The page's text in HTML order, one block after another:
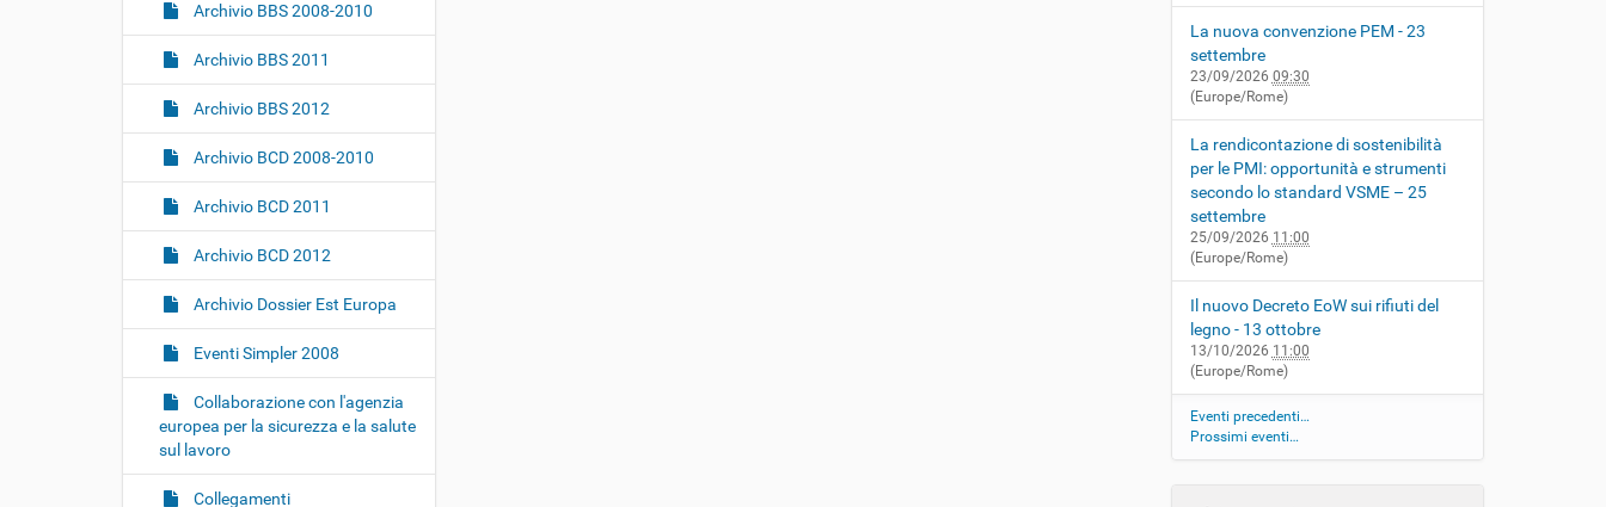
n
Archivio BBS 2008-2010
Archivio BBS 2011
Archivio BBS 2012
Archivio BCD 2008-2010
Archivio BCD 2011
Archivio BCD 2012
Archivio Dossier Est Europa
Eventi Simpler 2008
Collaborazione con l'agenzia
europea per la sicurezza e la salute
sul lavoro
Collegamenti
La nuova convenzione PEM - 23
settembre
23/09/2026 09:30
(Europe/Rome)
La rendicontazione di sostenibilità
per le PMI: opportunità e strumenti
secondo lo standard VSME – 25
settembre
25/09/2026 11:00
(Europe/Rome)
Il nuovo Decreto EoW sui rifiuti del
legno - 13 ottobre
13/10/2026 11:00
(Europe/Rome)
Eventi precedenti…
Prossimi eventi…